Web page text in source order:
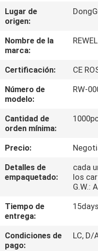
VIAJE
DE
LA
FÁBRICA
CONTROL
DE
CALIDAD
MAPA
DEL
SITIO
PRIVACY
POLICY
Lugar de
origen:
Nombre de la
marca:
Certificación:
CE
Número de
modelo:
RW-
Cantidad de
orden mínima:
Precio:
Detalles de
empaquetado:
cada
los
G.W.:
Tiempo de
entrega:
15days
Condiciones de
pago:
LC, D/